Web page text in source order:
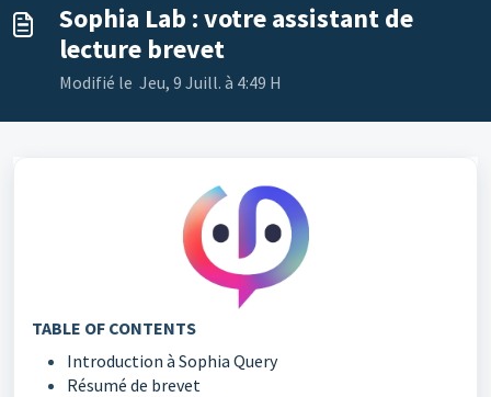
Sophia Lab : votre assistant de
lecture brevet
Modifié le Jeu, 9 Juill. à 4:49 H
TABLE OF CONTENTS
Introduction à Sophia Query
Résumé de brevet